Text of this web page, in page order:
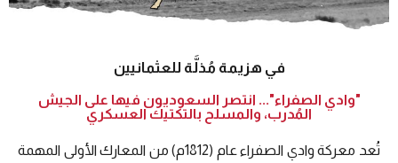
في هزيمة مُذلَّة للعثمانيين
"وادي الصفراء"... انتصر السعوديون فيها على الجيش
المُدرب، والمسلح بالتكتيك العسكري
تُعد معركة وادي الصفراء عام (1812م) من المعارك الأولى المهمة